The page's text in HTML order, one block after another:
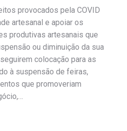
provocados pela COVID
artesanal e apoiar os
produtivas artesanais que
ou diminuição da sua
colocação para as
à suspensão de feiras,
que promoveriam